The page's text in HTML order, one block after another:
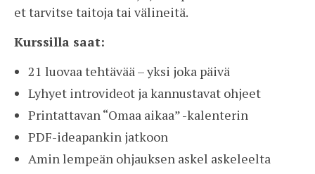
et tarvitse taitoja tai välineitä.
Kurssilla saat:
21 luovaa tehtävää – yksi joka päivä
Lyhyet introvideot ja kannustavat ohjeet
Printattavan “Omaa aikaa” -kalenterin
PDF-ideapankin jatkoon
Amin lempeän ohjauksen askel askeleelta